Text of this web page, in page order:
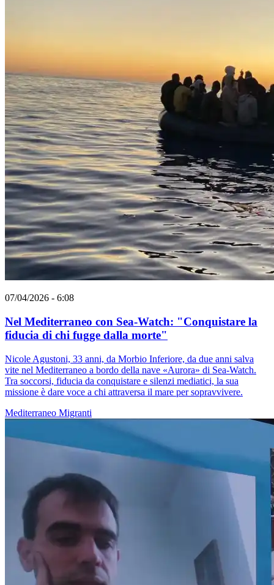
07/04/2026 - 6:08
Nel Mediterraneo con Sea-Watch: "Conquistare la
fiducia di chi fugge dalla morte"
Nicole Agustoni, 33 anni, da Morbio Inferiore, da due anni salva
vite nel Mediterraneo a bordo della nave «Aurora» di Sea-Watch.
Tra soccorsi, fiducia da conquistare e silenzi mediatici, la sua
missione è dare voce a chi attraversa il mare per sopravvivere.
Mediterraneo Migranti